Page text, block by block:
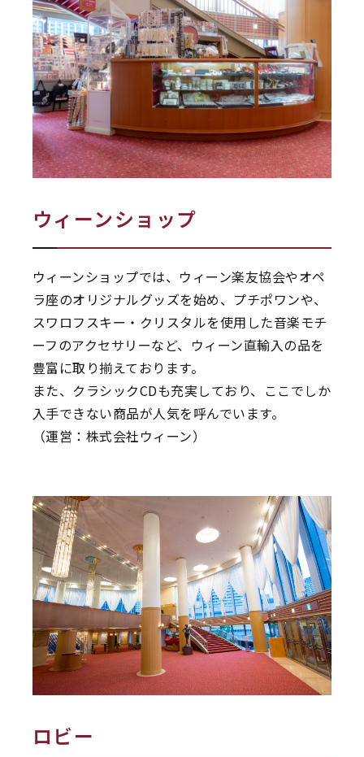
ウィーンショップ
ウィーンショップでは、ウィーン楽友協会やオペ
ラ座のオリジナルグッズを始め、プチポワンや、
スワロフスキー・クリスタルを使用した音楽モチ
ーフのアクセサリーなど、ウィーン直輸入の品を
豊富に取り揃えております。
また、クラシックCDも充実しており、ここでしか
入手できない商品が人気を呼んでいます。
（運営：株式会社ウィーン）
ロビー